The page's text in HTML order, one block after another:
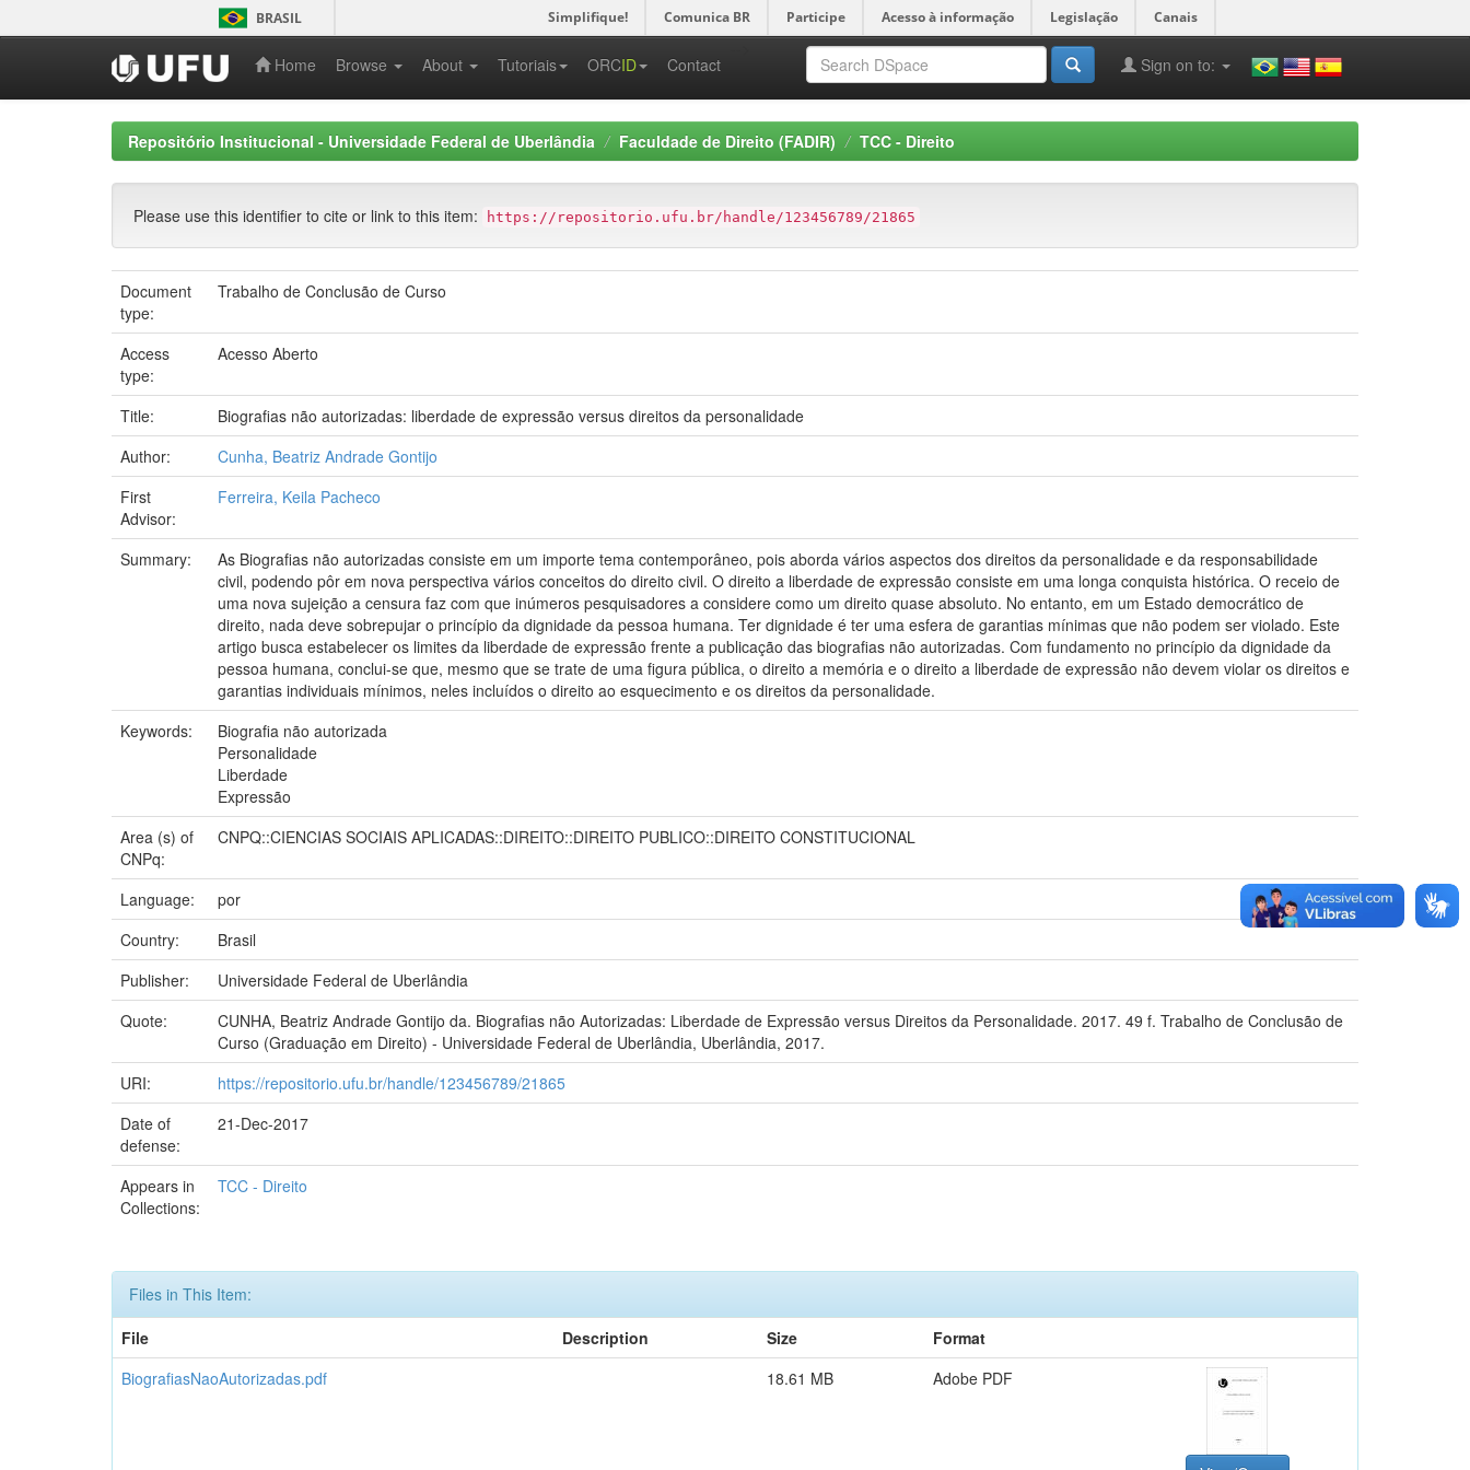
navigation
BRASIL Simplifique! Comunica BR Participe Acesso à informação Legislação Canais
Home Browse About Tutoriais ORCID Contact Sign on to:
Repositório Institucional - Universidade Federal de Uberlândia Faculdade de Direito (FADIR) TCC - Direito
Please use this identifier to cite or link to this item: https://repositorio.ufu.br/handle/123456789/21865
Document
type:
Trabalho de Conclusão de Curso
Access
type:
Acesso Aberto
Title:
Biografias não autorizadas: liberdade de expressão versus direitos da personalidade
Author:
Cunha, Beatriz Andrade Gontijo
First
Advisor:
Ferreira, Keila Pacheco
Summary:
As Biografias não autorizadas consiste em um importe tema contemporâneo, pois aborda vários aspectos dos direitos da personalidade e da responsabilidade
civil, podendo pôr em nova perspectiva vários conceitos do direito civil. O direito a liberdade de expressão consiste em uma longa conquista histórica. O receio de
uma nova sujeição a censura faz com que inúmeros pesquisadores a considere como um direito quase absoluto. No entanto, em um Estado democrático de
direito, nada deve sobrepujar o princípio da dignidade da pessoa humana. Ter dignidade é ter uma esfera de garantias mínimas que não podem ser violado. Este
artigo busca estabelecer os limites da liberdade de expressão frente a publicação das biografias não autorizadas. Com fundamento no princípio da dignidade da
pessoa humana, conclui-se que, mesmo que se trate de uma figura pública, o direito a memória e o direito a liberdade de expressão não devem violar os direitos e
garantias individuais mínimos, neles incluídos o direito ao esquecimento e os direitos da personalidade.
Keywords:
Biografia não autorizada
Personalidade
Liberdade
Expressão
Area (s) of
CNPq:
CNPQ::CIENCIAS SOCIAIS APLICADAS::DIREITO::DIREITO PUBLICO::DIREITO CONSTITUCIONAL
Language:
por
Country:
Brasil
Publisher:
Universidade Federal de Uberlândia
Quote:
CUNHA, Beatriz Andrade Gontijo da. Biografias não Autorizadas: Liberdade de Expressão versus Direitos da Personalidade. 2017. 49 f. Trabalho de Conclusão de
Curso (Graduação em Direito) - Universidade Federal de Uberlândia, Uberlândia, 2017.
URI:
https://repositorio.ufu.br/handle/123456789/21865
Date of
defense:
21-Dec-2017
Appears in
Collections:
TCC - Direito
Files in This Item:
File
Description Size
Format
BiografiasNaoAutorizadas.pdf
18.61 MB Adobe PDF